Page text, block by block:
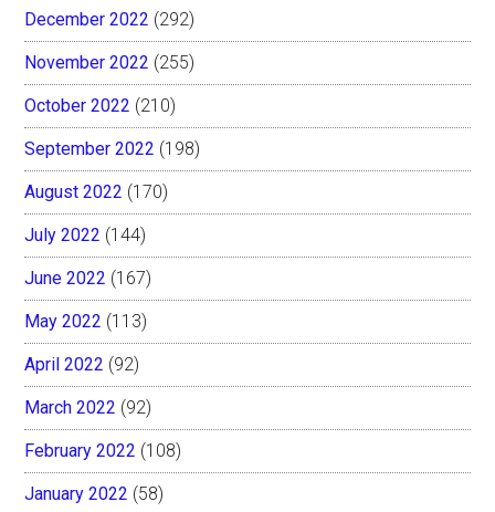
December 2022 (292)
November 2022 (255)
October 2022 (210)
September 2022 (198)
August 2022 (170)
July 2022 (144)
June 2022 (167)
May 2022 (113)
April 2022 (92)
March 2022 (92)
February 2022 (108)
January 2022 (58)